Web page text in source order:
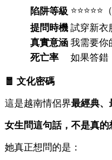
陷阱等級
提問時機 試穿新衣
真實意涵 我需要你
死亡率
如果答錯
🧧 文化密碼
這是越南情侶界最經典、
女生問這句話，不是真的
她真正想問的是：